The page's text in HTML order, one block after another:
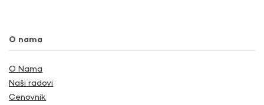
O nama
O Nama
Naši radovi
Cenovnik